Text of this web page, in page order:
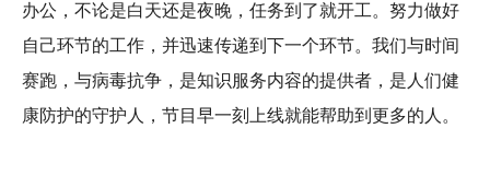
办公，不论是白天还是夜晚，任务到了就开工。努力做好
自己环节的工作，并迅速传递到下一个环节。我们与时间
赛跑，与病毒抗争，是知识服务内容的提供者，是人们健
康防护的守护人，节目早一刻上线就能帮助到更多的人。